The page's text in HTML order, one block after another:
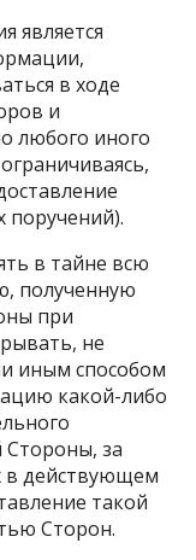
является
в ходе
и
любого иного
в тайне всю
полученную
при
не
иным способом
какой-либо
Стороны, за
в действующем
такой
Сторон.